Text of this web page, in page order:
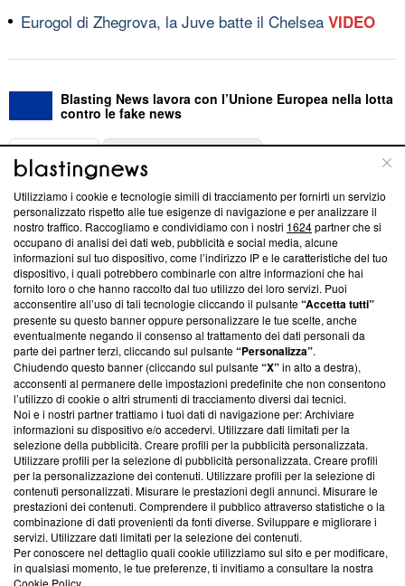
Eurogol di Zhegrova, la Juve batte il Chelsea VIDEO
Blasting News lavora con l’Unione Europea nella lotta
contro le fake news
ABOUT
Questa sezione offre informazioni trasparenti su Blasting
News, sui nostri processi editoriali e su come ci impegniamo a
creare news di qualità. Inoltre, afferma la nostra aderenza a
‘Trust Project - News with Integrity’Blasting News non è
ancora membro del programma, ma ha richiesto di farne
parte; Trust Project non ha ancora effettuato una verifica di
conformità agli standard.
Su di noi
Team editoriale
Corporate
Redazione
Informativa Privacy
Cookie Policy
Blasting SA, IDI CHE-247.845.224, Via Carlo Frasca, 3 - 6900
Lugano (Svizzera) Tel:+39 0690258937
Utilizziamo i cookie e tecnologie simili di tracciamento per fornirti un servizio
personalizzato rispetto alle tue esigenze di navigazione e per analizzare il
nostro traffico. Raccogliamo e condividiamo con i nostri 1624partner che si
occupano di analisi dei dati web, pubblicità e social media, alcune
informazioni sul tuo dispositivo, come l’indirizzo IP e le caratteristiche del tuo
dispositivo, i quali potrebbero combinarle con altre informazioni che hai
fornito loro o che hanno raccolto dal tuo utilizzo dei loro servizi. Puoi
acconsentire all’uso di tali tecnologie cliccando il pulsante“Accetta tutti”
presente su questo banner oppure personalizzare le tue scelte, anche
eventualmente negando il consenso al trattamento dei dati personali da
parte dei partner terzi, cliccando sul pulsante“Personalizza”.
Chiudendo questo banner (cliccando sul pulsante“X”in alto a destra),
acconsenti al permanere delle impostazioni predefinite che non consentono
l’utilizzo di cookie o altri strumenti di tracciamento diversi dai tecnici.
Noi e i nostri partner trattiamo i tuoi dati di navigazione per: Archiviare
informazioni su dispositivo e/o accedervi. Utilizzare dati limitati per la
selezione della pubblicità. Creare profili per la pubblicità personalizzata.
Utilizzare profili per la selezione di pubblicità personalizzata. Creare profili
per la personalizzazione dei contenuti. Utilizzare profili per la selezione di
contenuti personalizzati. Misurare le prestazioni degli annunci. Misurare le
prestazioni dei contenuti. Comprendere il pubblico attraverso statistiche o la
combinazione di dati provenienti da fonti diverse. Sviluppare e migliorare i
servizi. Utilizzare dati limitati per la selezione dei contenuti.
Per conoscere nel dettaglio quali cookie utilizziamo sul sito e per modificare,
in qualsiasi momento, le tue preferenze, ti invitiamo a consultare la nostra
Cookie Policy.